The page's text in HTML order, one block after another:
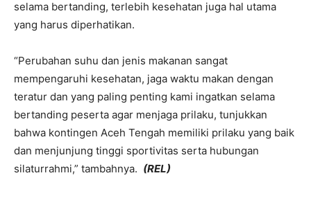
selama bertanding, terlebih kesehatan juga hal utama
yang harus diperhatikan.
“Perubahan suhu dan jenis makanan sangat
mempengaruhi kesehatan, jaga waktu makan dengan
teratur dan yang paling penting kami ingatkan selama
bertanding peserta agar menjaga prilaku, tunjukkan
bahwa kontingen Aceh Tengah memiliki prilaku yang baik
dan menjunjung tinggi sportivitas serta hubungan
silaturrahmi,” tambahnya. (REL)